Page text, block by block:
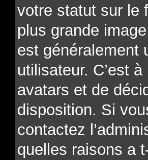
votre statut sur le
plus grande
est généralement
utilisateur. C’est
avatars et de
disposition. Si
contactez
quelles raisons a